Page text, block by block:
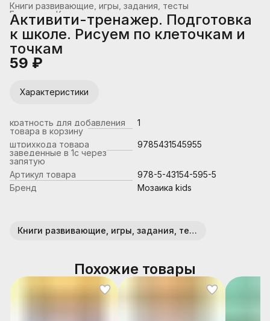
Книги развивающие, игры, задания, тесты
Книжная продукция
Главная
Активити-тренажер. Подготовка
к школе. Рисуем по клеточкам и
точкам
59 ₽
Характеристики
кратность для добавления
товара в корзину
1
штрихкода товара
заведенные в 1с через
запятую
9785431545955
Артикул товара
978-5-43154-595-5
Бренд
Мозаика kids
Книги развивающие, игры, задания, тесты
Похожие товары